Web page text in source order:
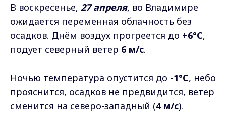
В воскресенье, 27 апреля, во Владимире
ожидается переменная облачность без
осадков. Днём воздух прогреется до +6°C,
подует северный ветер 6 м/с.
Ночью температура опустится до -1°C, небо
прояснится, осадков не предвидится, ветер
сменится на северо-западный (4 м/с).